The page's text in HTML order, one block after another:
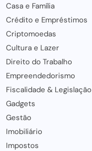
Casa e Família
Crédito e Empréstimos
Criptomoedas
Cultura e Lazer
Direito do Trabalho
Empreendedorismo
Fiscalidade & Legislação
Gadgets
Gestão
Imobiliário
Impostos